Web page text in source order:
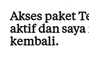
Akses paket
aktif dan
kembali.